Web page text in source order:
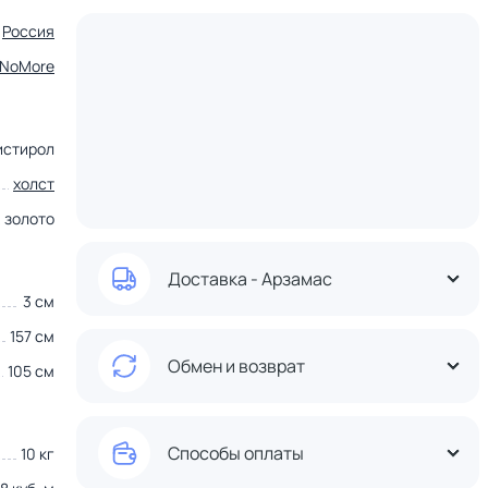
Россия
холст
золото
3 см
157 см
105 см
10 кг
Доставка - Арзамас
Обмен и возврат
Способы оплаты